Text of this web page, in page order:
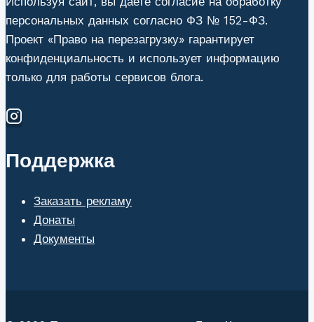
сделок
персональных данных согласно ФЗ № 152-ФЗ.
Проект «Право на перезагрузку» гарантирует
конфиденциальность и использует информацию
только для работы сервисов блога.
Поддержка
Заказать рекламу
Донаты
Документы